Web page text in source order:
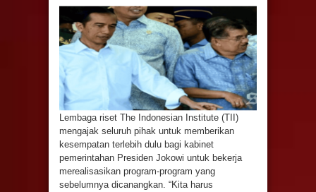
Lembaga riset The Indonesian Institute (TII)
mengajak seluruh pihak untuk memberikan
kesempatan terlebih dulu bagi kabinet
pemerintahan Presiden Jokowi untuk bekerja
merealisasikan program-program yang
sebelumnya dicanangkan. “Kita harus